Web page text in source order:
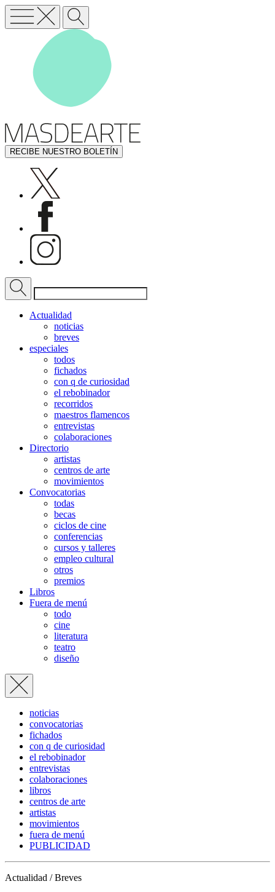
RECIBE NUESTRO BOLETÍN
Actualidad
noticias
breves
especiales
todos
fichados
con q de curiosidad
el rebobinador
recorridos
maestros flamencos
entrevistas
colaboraciones
Directorio
artistas
centros de arte
movimientos
Convocatorias
todas
becas
ciclos de cine
conferencias
cursos y talleres
empleo cultural
otros
premios
Libros
Fuera de menú
todo
cine
literatura
teatro
diseño
noticias
convocatorias
fichados
con q de curiosidad
el rebobinador
entrevistas
colaboraciones
libros
centros de arte
artistas
movimientos
fuera de menú
PUBLICIDAD
Actualidad / Breves